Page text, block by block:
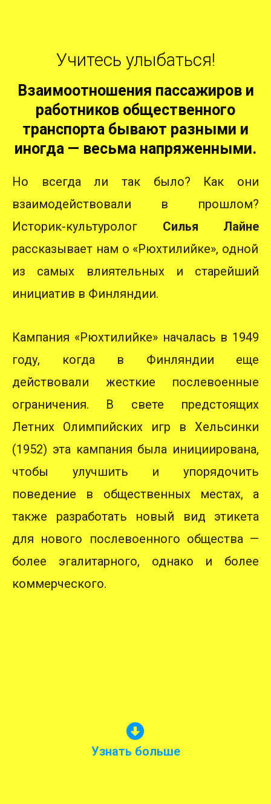
Учитесь улыбаться!
Взаимоотношения пассажиров и
работников общественного
транспорта бывают разными и
иногда — весьма напряженными.
Но всегда ли так было? Как они
взаимодействовали в прошлом?
Историк-культуролог Силья Лайне
рассказывает нам о «Рюхтилийке», одной
из самых влиятельных и старейший
инициатив в Финляндии.
Кампания «Рюхтилийке» началась в 1949
году, когда в Финляндии еще
действовали жесткие послевоенные
ограничения. В свете предстоящих
Летних Олимпийских игр в Хельсинки
(1952) эта кампания была инициирована,
чтобы улучшить и упорядочить
поведение в общественных местах, а
также разработать новый вид этикета
для нового послевоенного общества —
более эгалитарного, однако и более
коммерческого.
Узнать больше
Трамваи Финляндии
Краткая история финских трамваев от
Трамвайного музея Хельсинки